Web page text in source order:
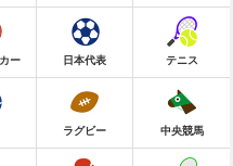
ー 日本代表 テニス
ラグビー 中央競馬